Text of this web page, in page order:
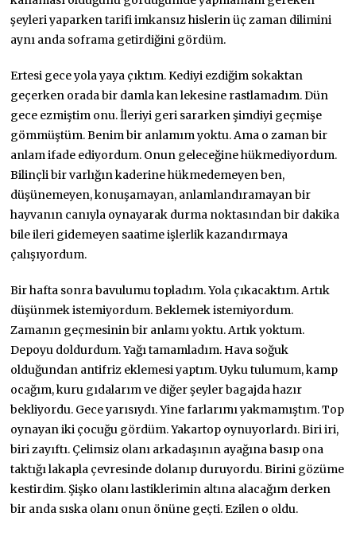
şeyleri yaparken tarifi imkansız hislerin üç zaman dilimini
aynı anda soframa getirdiğini gördüm.
Ertesi gece yola yaya çıktım. Kediyi ezdiğim sokaktan
geçerken orada bir damla kan lekesine rastlamadım. Dün
gece ezmiştim onu. İleriyi geri sararken şimdiyi geçmişe
gömmüştüm. Benim bir anlamım yoktu. Ama o zaman bir
anlam ifade ediyordum. Onun geleceğine hükmediyordum.
Bilinçli bir varlığın kaderine hükmedemeyen ben,
düşünemeyen, konuşamayan, anlamlandıramayan bir
hayvanın canıyla oynayarak durma noktasından bir dakika
bile ileri gidemeyen saatime işlerlik kazandırmaya
çalışıyordum.
Bir hafta sonra bavulumu topladım. Yola çıkacaktım. Artık
düşünmek istemiyordum. Beklemek istemiyordum.
Zamanın geçmesinin bir anlamı yoktu. Artık yoktum.
Depoyu doldurdum. Yağı tamamladım. Hava soğuk
olduğundan antifriz eklemesi yaptım. Uyku tulumum, kamp
ocağım, kuru gıdalarım ve diğer şeyler bagajda hazır
bekliyordu. Gece yarısıydı. Yine farlarımı yakmamıştım. Top
oynayan iki çocuğu gördüm. Yakartop oynuyorlardı. Biri iri,
biri zayıftı. Çelimsiz olanı arkadaşının ayağına basıp ona
taktığı lakapla çevresinde dolanıp duruyordu. Birini gözüme
kestirdim. Şişko olanı lastiklerimin altına alacağım derken
bir anda sıska olanı onun önüne geçti. Ezilen o oldu.